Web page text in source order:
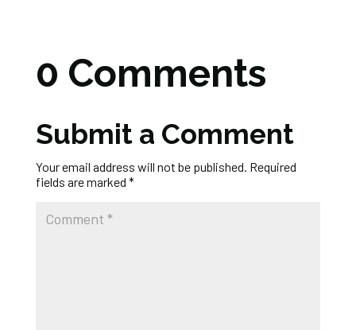
0 Comments
Submit a Comment
Your email address will not be published. Required
fields are marked *